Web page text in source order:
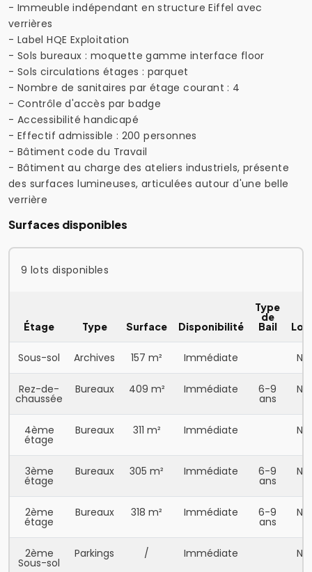
- Immeuble indépendant en structure Eiffel avec
verrières
- Label HQE Exploitation
- Sols bureaux : moquette gamme interface floor
- Sols circulations étages : parquet
- Nombre de sanitaires par étage courant : 4
- Contrôle d'accès par badge
- Accessibilité handicapé
- Effectif admissible : 200 personnes
- Bâtiment code du Travail
- Bâtiment au charge des ateliers industriels, présente
des surfaces lumineuses, articulées autour d'une belle
verrière
Surfaces disponibles
9 lots disponibles
Étage Type Surface Disponibilité
Type
de
Bail
Sous-sol Archives 157 m² Immédiate
Rez-de-
chaussée
Bureaux 409 m² Immédiate 6-9
ans
4ème
étage
Bureaux 311 m² Immédiate
3ème
étage
Bureaux 305 m² Immédiate 6-9
ans
2ème
étage
Bureaux 318 m² Immédiate 6-9
ans
2ème
Sous-sol
Parkings / Immédiate